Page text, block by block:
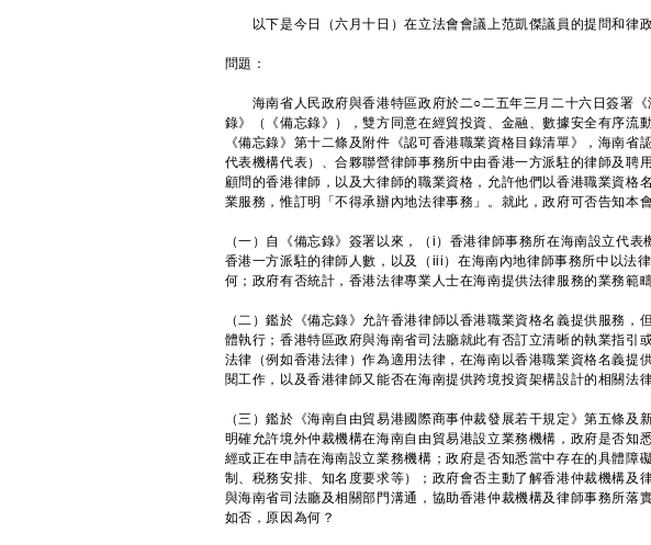
以下是今日（六月十日）在立法會會議上范凱傑議員的提問和律政
問題：
海南省人民政府與香港特區政府於二○二五年三月二十六日簽署《
錄》（《備忘錄》），雙方同意在經貿投資、金融、數據安全有序流
《備忘錄》第十二條及附件《認可香港職業資格目錄清單》，海南
代表機構代表）、合夥聯營律師事務所中由香港一方派駐的律師及聘
顧問的香港律師，以及大律師的職業資格，允許他們以香港職業資格
業服務，惟訂明「不得承辦內地法律事務」。就此，政府可否告知本會
（一）自《備忘錄》簽署以來，（i）香港律師事務所在海南設立代
香港一方派駐的律師人數，以及（iii）在海南內地律師事務所中以法
何；政府有否統計，香港法律專業人士在海南提供法律服務的業務範
（二）鑑於《備忘錄》允許香港律師以香港職業資格名義提供服務
體執行；香港特區政府與海南省司法廳就此有否訂立清晰的執業指引
法律（例如香港法律）作為適用法律，在海南以香港職業資格名義提
閱工作，以及香港律師又能否在海南提供跨境投資架構設計的相關法
（三）鑑於《海南自由貿易港國際商事仲裁發展若干規定》第五條
明確允許境外仲裁機構在海南自由貿易港設立業務機構，政府是否知
經或正在申請在海南設立業務機構；政府是否知悉當中存在的具體障
制、税務安排、知名度要求等）；政府會否主動了解香港仲裁機構及
與海南省司法廳及相關部門溝通，協助香港仲裁機構及律師事務所落
如否，原因為何？